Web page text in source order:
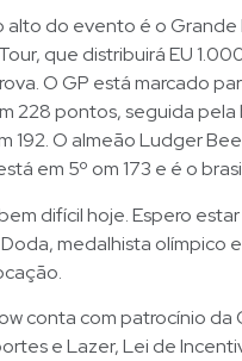
do evento é o Grande
que distribuirá EU
O GP está marcado
228 pontos, seguida pela
192. O almeão Ludger
em 5º om 173 e é o
difícil hoje. Espero
medalhista olímpico
conta com patrocínio
e Lazer, Lei de